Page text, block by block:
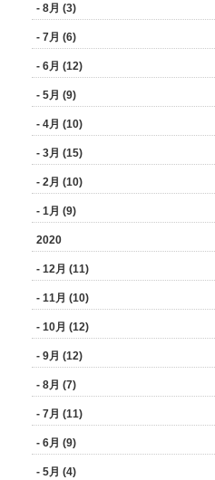
- 8月 (3)
- 7月 (6)
- 6月 (12)
- 5月 (9)
- 4月 (10)
- 3月 (15)
- 2月 (10)
- 1月 (9)
2020
- 12月 (11)
- 11月 (10)
- 10月 (12)
- 9月 (12)
- 8月 (7)
- 7月 (11)
- 6月 (9)
- 5月 (4)